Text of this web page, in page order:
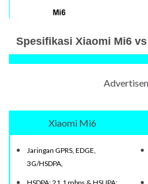
Spesifikasi Xiaomi Mi6
Xiaomi Mi6
Jaringan GPRS, EDGE,
3G/HSDPA,